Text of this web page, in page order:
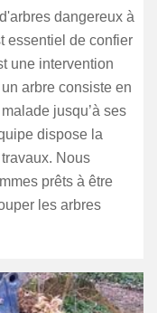
dangereux à
essentiel de confier
une intervention
arbre consiste en
jusqu’à ses
dispose la
Nous
prêts à être
les arbres